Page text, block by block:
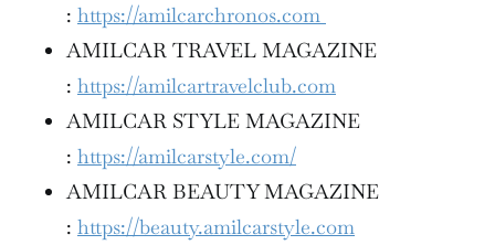
: https://amilcarchronos.com
AMILCAR TRAVEL MAGAZINE
: https://amilcartravelclub.com
AMILCAR STYLE MAGAZINE
: https://amilcarstyle.com/
AMILCAR BEAUTY MAGAZINE
: https://beauty.amilcarstyle.com